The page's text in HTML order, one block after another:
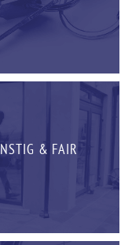
& FAIR